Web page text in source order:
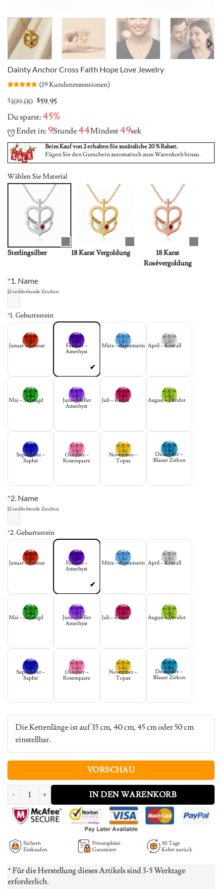
Dainty Anchor Cross Faith Hope Love Jewelry
mit4.89
von 5,
auf
Kundenbewertungen
(19Kundenrezensionen)
$109.00 Original
was:
$109.00.
$59.95Current
is:
$59.95.
Du sparst:45%
Endet in:9Stunde44Mindest49sek
Beim Kauf von 2 erhalten Sie zusätzliche 20 % Rabatt.
Fügen Sie den Gutschein automatisch zum Warenkorb hinzu.
Wählen Sie Material
Sterlingsilber 18 Karat Vergoldung
18 Karat
Rosévergoldung
*1. Name
12verbleibende Zeichen
*1. Geburtsstein
Januar – Granat
Februar –
Amethyst
März – Aquamarin April – Kristall
Mai – Smaragd
Juni – Heller
Amethyst
Juli – Rubin August – Peridot
September –
Saphir
Oktober –
Rosenquarz
November –
Topas
Dezember –
Blauer Zirkon
*2. Name
12verbleibende Zeichen
*2. Geburtsstein
Januar – Granat
Februar –
Amethyst
März – Aquamarin April – Kristall
Mai – Smaragd
Juni – Heller
Amethyst
Juli – Rubin August – Peridot
September –
Saphir
Oktober –
Rosenquarz
November –
Topas
Dezember –
Blauer Zirkon
Die Kettenlänge ist auf 35 cm, 40 cm, 45 cm oder 50 cm
einstellbar.
VORSCHAU
Dainty Anchor Cross Faith Hope Love Jewelry Menge
IN DEN WARENKORB
Sichern
Einkaufen
Privatsphäre
Garantiert
30 Tage
Kehrt zurück
* Für die Herstellung dieses Artikels sind 3-5 Werktage
erforderlich.